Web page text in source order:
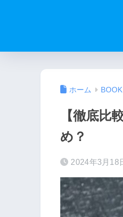
ホーム BOOK
【徹底
め？
2024年3月18